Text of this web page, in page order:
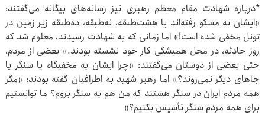
*درباره شهادت مقام معظم رهبری نیز رسانه‌های بیگانه می‌گفتند:
«ایشان به مسکو رفته‌اند یا هشت‌طبقه، نه‌طبقه، ده‌طبقه زیر زمین در
تونل مخفی شده است!» اما زمانی که به شهادت رسیدند، معلوم شد که
روز حادثه، در محل همیشگی کار خود نشسته بودند.» بعضی از مردم،
حتی بعضی از دوستان می‌گفتند: «چرا ایشان به مخفیگاه یا سنگر یا
جاهای دیگر نمی‌روند؟» اما رهبر شهید به اطرافیان گفته بودند: «مگر
همه مردم ایران در سنگر هستند که من هم به سنگر بروم؟ ما توانستیم
برای همه مردم سنگر تأسیس بکنیم؟»